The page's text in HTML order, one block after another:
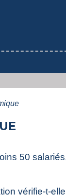
50
vérifie-t-